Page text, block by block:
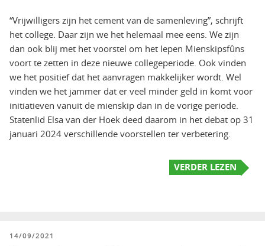
“Vrijwilligers zijn het cement van de samenleving”, schrijft
het college. Daar zijn we het helemaal mee eens. We zijn
dan ook blij met het voorstel om het Iepen Mienskipsfûns
voort te zetten in deze nieuwe collegeperiode. Ook vinden
we het positief dat het aanvragen makkelijker wordt. Wel
vinden we het jammer dat er veel minder geld in komt voor
initiatieven vanuit de mienskip dan in de vorige periode.
Statenlid Elsa van der Hoek deed daarom in het debat op 31
januari 2024 verschillende voorstellen ter verbetering.
VERDER LEZEN
GEPLAATST
14/09/2021